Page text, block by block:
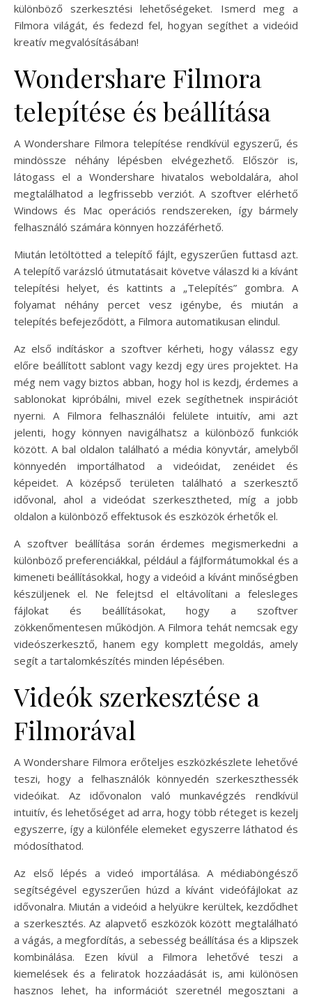
különböző szerkesztési lehetőségeket. Ismerd meg a
Filmora világát, és fedezd fel, hogyan segíthet a videóid
kreatív megvalósításában!
Wondershare Filmora
telepítése és beállítása
A Wondershare Filmora telepítése rendkívül egyszerű, és
mindössze néhány lépésben elvégezhető. Először is,
látogass el a Wondershare hivatalos weboldalára, ahol
megtalálhatod a legfrissebb verziót. A szoftver elérhető
Windows és Mac operációs rendszereken, így bármely
felhasználó számára könnyen hozzáférhető.
Miután letöltötted a telepítő fájlt, egyszerűen futtasd azt.
A telepítő varázsló útmutatásait követve válaszd ki a kívánt
telepítési helyet, és kattints a „Telepítés” gombra. A
folyamat néhány percet vesz igénybe, és miután a
telepítés befejeződött, a Filmora automatikusan elindul.
Az első indításkor a szoftver kérheti, hogy válassz egy
előre beállított sablont vagy kezdj egy üres projektet. Ha
még nem vagy biztos abban, hogy hol is kezdj, érdemes a
sablonokat kipróbálni, mivel ezek segíthetnek inspirációt
nyerni. A Filmora felhasználói felülete intuitív, ami azt
jelenti, hogy könnyen navigálhatsz a különböző funkciók
között. A bal oldalon található a média könyvtár, amelyből
könnyedén importálhatod a videóidat, zenéidet és
képeidet. A középső területen található a szerkesztő
idővonal, ahol a videódat szerkesztheted, míg a jobb
oldalon a különböző effektusok és eszközök érhetők el.
A szoftver beállítása során érdemes megismerkedni a
különböző preferenciákkal, például a fájlformátumokkal és a
kimeneti beállításokkal, hogy a videóid a kívánt minőségben
készüljenek el. Ne felejtsd el eltávolítani a felesleges
fájlokat és beállításokat, hogy a szoftver
zökkenőmentesen működjön. A Filmora tehát nemcsak egy
videószerkesztő, hanem egy komplett megoldás, amely
segít a tartalomkészítés minden lépésében.
Videók szerkesztése a
Filmorával
A Wondershare Filmora erőteljes eszközkészlete lehetővé
teszi, hogy a felhasználók könnyedén szerkeszthessék
videóikat. Az idővonalon való munkavégzés rendkívül
intuitív, és lehetőséget ad arra, hogy több réteget is kezelj
egyszerre, így a különféle elemeket egyszerre láthatod és
módosíthatod.
Az első lépés a videó importálása. A médiaböngésző
segítségével egyszerűen húzd a kívánt videófájlokat az
idővonalra. Miután a videóid a helyükre kerültek, kezdődhet
a szerkesztés. Az alapvető eszközök között megtalálható
a vágás, a megfordítás, a sebesség beállítása és a klipszek
kombinálása. Ezen kívül a Filmora lehetővé teszi a
kiemelések és a feliratok hozzáadását is, ami különösen
hasznos lehet, ha információt szeretnél megosztani a